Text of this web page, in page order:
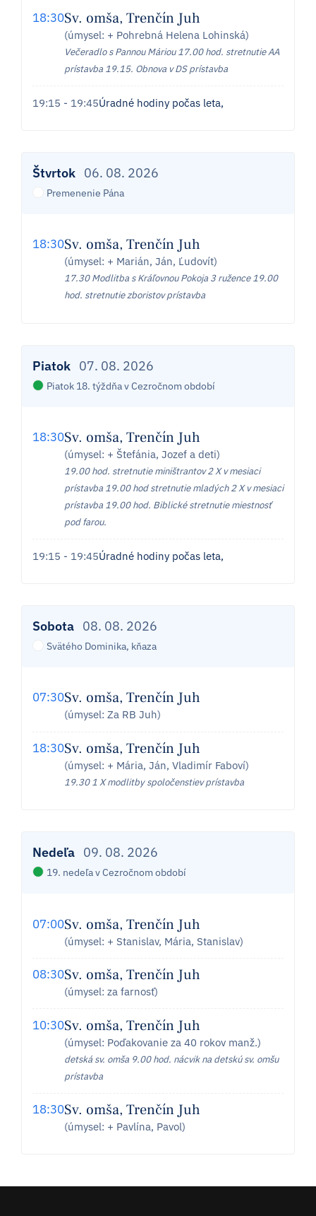
18:30Sv. omša, Trenčín Juh
(úmysel: + Pohrebná Helena Lohinská)
Večeradlo s Pannou Máriou 17.00 hod. stretnutie AA
prístavba 19.15. Obnova v DS prístavba
19:15 - 19:45Úradné hodiny počas leta,
Štvrtok 06. 08. 2026
Premenenie Pána
18:30Sv. omša, Trenčín Juh
(úmysel: + Marián, Ján, Ľudovít)
17.30 Modlitba s Kráľovnou Pokoja 3 ružence 19.00
hod. stretnutie zboristov prístavba
Piatok 07. 08. 2026
Piatok 18. týždňa v Cezročnom období
18:30Sv. omša, Trenčín Juh
(úmysel: + Štefánia, Jozef a deti)
19.00 hod. stretnutie miništrantov 2 X v mesiaci
prístavba 19.00 hod stretnutie mladých 2 X v mesiaci
prístavba 19.00 hod. Biblické stretnutie miestnosť
pod farou.
19:15 - 19:45Úradné hodiny počas leta,
Sobota 08. 08. 2026
Svätého Dominika, kňaza
07:30Sv. omša, Trenčín Juh
(úmysel: Za RB Juh)
18:30Sv. omša, Trenčín Juh
(úmysel: + Mária, Ján, Vladimír Faboví)
19.30 1 X modlitby spoločenstiev prístavba
Nedeľa 09. 08. 2026
19. nedeľa v Cezročnom období
07:00Sv. omša, Trenčín Juh
(úmysel: + Stanislav, Mária, Stanislav)
08:30Sv. omša, Trenčín Juh
(úmysel: za farnosť)
10:30Sv. omša, Trenčín Juh
(úmysel: Poďakovanie za 40 rokov manž.)
detská sv. omša 9.00 hod. nácvik na detskú sv. omšu
prístavba
18:30Sv. omša, Trenčín Juh
(úmysel: + Pavlína, Pavol)